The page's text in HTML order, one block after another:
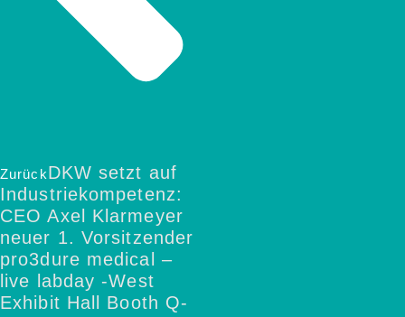
ZurückDKW setzt auf
Industriekompetenz:
CEO Axel Klarmeyer
neuer 1. Vorsitzender
pro3dure medical –
live labday -West
Exhibit Hall Booth Q-